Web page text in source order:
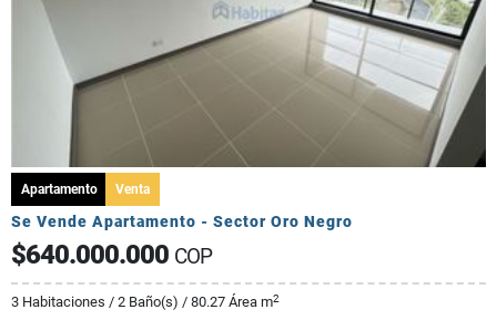
Apartamento Venta
Se Vende Apartamento - Sector Oro Negro
$640.000.000 COP
3 Habitaciones / 2 Baño(s) / 80.27 Área m2